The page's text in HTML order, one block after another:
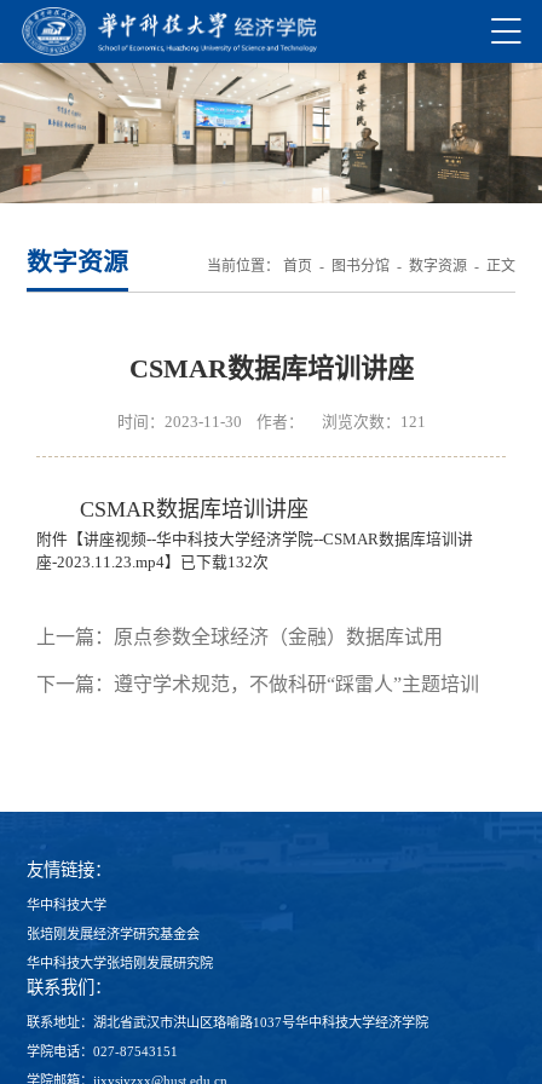
数字资源 当前位置： 首页 - 图书分馆- 数字资源- 正文
CSMAR数据库培训讲座
时间：2023-11-30 作者： 浏览次数： 121
CSMAR数据库培训讲座
附件【讲座视频--华中科技大学经济学院--CSMAR数据库培训讲
座-2023.11.23.mp4】已下载132次
上一篇： 原点参数全球经济（金融）数据库试用
下一篇：遵守学术规范，不做科研“踩雷人”主题培训
友情链接：
华中科技大学
张培刚发展经济学研究基金会
华中科技大学张培刚发展研究院
联系我们：
联系地址：湖北省武汉市洪山区珞喻路1037号华中科技大学经济学院
学院电话：027-87543151
学院邮箱：jjxysjyzxx@hust.edu.cn